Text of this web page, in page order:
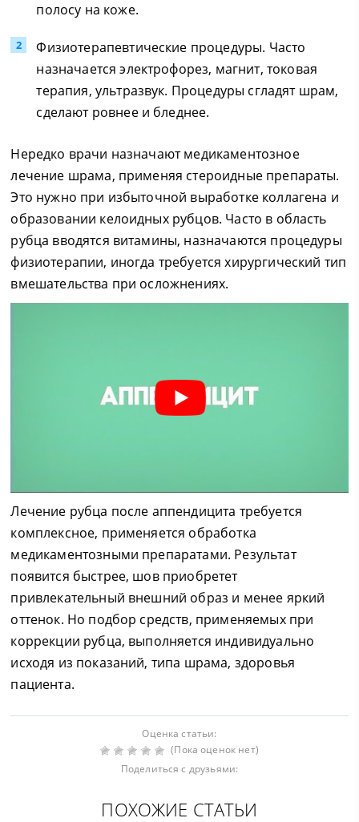
полосу на коже.
Физиотерапевтические процедуры. Часто
назначается электрофорез, магнит, токовая
терапия, ультразвук. Процедуры сгладят шрам,
сделают ровнее и бледнее.
Нередко врачи назначают медикаментозное
лечение шрама, применяя стероидные препараты.
Это нужно при избыточной выработке коллагена и
образовании келоидных рубцов. Часто в область
рубца вводятся витамины, назначаются процедуры
физиотерапии, иногда требуется хирургический тип
вмешательства при осложнениях.
Лечение рубца после аппендицита требуется
комплексное, применяется обработка
медикаментозными препаратами. Результат
появится быстрее, шов приобретет
привлекательный внешний образ и менее яркий
оттенок. Но подбор средств, применяемых при
коррекции рубца, выполняется индивидуально
исходя из показаний, типа шрама, здоровья
пациента.
Оценка статьи:
(Пока оценок нет)
Поделиться с друзьями:
ПОХОЖИЕ СТАТЬИ